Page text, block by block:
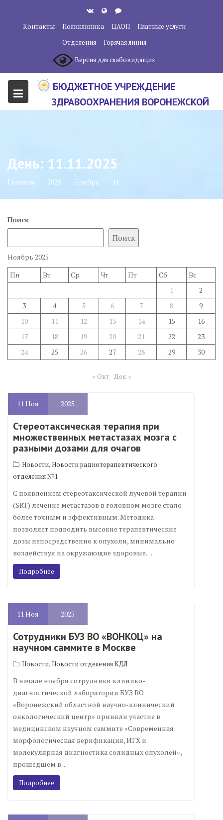
содержанию
Контакты Поликлиника ЦАОП
Платные услуги
Отделения
Горячая линия
Версия для слабовидящих
БЮДЖЕТНОЕ УЧРЕЖДЕНИЕ
ЗДРАВООХРАНЕНИЯ ВОРОНЕЖСКОЙ
ЦЕНТР"
День: 11.11.2025
Главная 2025 Ноябрь 11
Поиск
Поиск
Ноябрь 2025
Пн
Вт Ср Чт Пт Сб
Вс
1
2
3
4 5 6 7 8
9
10
11 12 13 14 15
16
17
18 19 20 21 22
23
24
25 26 27 28 29 30
« Окт Дек »
11Ноя 2025
Стереотаксическая терапия при
множественных метастазах мозга с
разными дозами для очагов
Новости,Новости радиотерапевтического
отделения №1
С появлением стереотаксической лучевой терапии
(SRT) лечение метастазов в головном мозге стало
более точным и эффективным. Методика
позволяет подводить высокие терапевтические
дозы непосредственно к опухоли, минимально
воздействуя на окружающие здоровые…
Подробнее
11Ноя 2025
Сотрудники БУЗ ВО «ВОНКОЦ» на
научном саммите в Москве
Новости,Новости отделения КДЛ
В начале ноября сотрудники клинико-
диагностической лаборатории БУЗ ВО
«Воронежский областной научно-клинический
онкологический центр» приняли участие в
медицинском научном саммите «Современная
морфологическая верификация, ИГХ и
молекулярная диагностика солидных опухолей»,
прошедшем в…
Подробнее